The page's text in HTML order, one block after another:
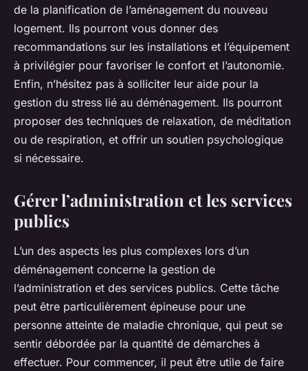
de la planification de l’aménagement du nouveau
logement. Ils pourront vous donner des
recommandations sur les installations et l’équipement
à privilégier pour favoriser le confort et l’autonomie.
Enfin, n’hésitez pas à solliciter leur aide pour la
gestion du stress lié au déménagement. Ils pourront
proposer des techniques de relaxation, de méditation
ou de respiration, et offrir un soutien psychologique
si nécessaire.
Gérer l’administration et les services
publics
L’un des aspects les plus complexes lors d’un
déménagement concerne la gestion de
l’administration et des services publics. Cette tâche
peut être particulièrement épineuse pour une
personne atteinte de maladie chronique, qui peut se
sentir débordée par la quantité de démarches à
effectuer. Pour commencer, il peut être utile de faire